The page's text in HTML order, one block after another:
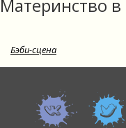
Материнство
Бэби-сцена